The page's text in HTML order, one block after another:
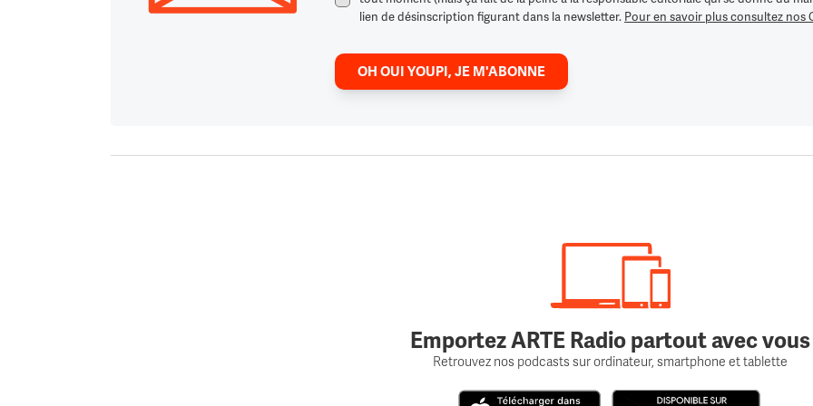
lien de désinscription figurant dans la newsletter. Pour en savoir plus consultez nos
OH OUI YOUPI, JE M'ABONNE
Emportez ARTE Radio partout avec vous
Retrouvez nos podcasts sur ordinateur, smartphone et tablette